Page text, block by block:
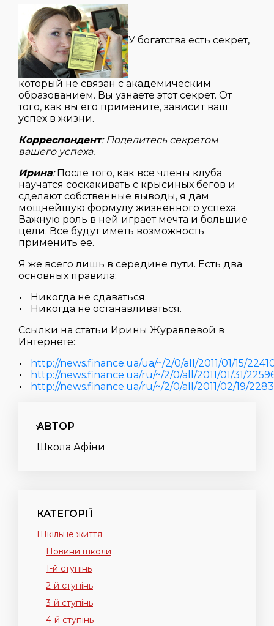
У богатства есть секрет,
который не связан с академическим
образованием. Вы узнаете этот секрет. От
того, как вы его примените, зависит ваш
успех в жизни.
Корреспондент: Поделитесь секретом
вашего успеха.
Ирина:После того, как все члены клуба
научатся соскакивать с крысиных бегов и
сделают собственные выводы, я дам
мощнейшую формулу жизненного успеха.
Важную роль в ней играет мечта и большие
цели. Все будут иметь возможность
применить ее.
Я же всего лишь в середине пути. Есть два
основных правила:
Никогда не сдаваться.
Никогда не останавливаться.
Ссылки на статьи Ирины Журавлевой в
Интернете:
http://news.finance.ua/ua/~/2/0/all/2011/01/15/
http://news.finance.ua/ru/~/2/0/all/2011/01/31/
http://news.finance.ua/ru/~/2/0/all/2011/02/19/
АВТОР
Школа Афіни
КАТЕГОРІЇ
Шкільне життя
Новини школи
1-й ступінь
2-й ступінь
3-й ступінь
4-й ступінь